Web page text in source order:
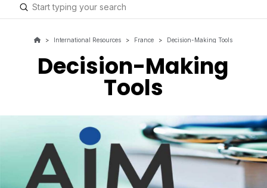
Search
Submit
Decision-Making
Tools
> International Resources > France > Decision-Making Tools